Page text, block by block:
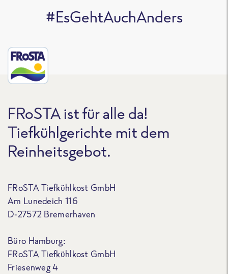
#EsGehtAuchAnders
FRoSTA ist für alle da!
Tiefkühlgerichte mit dem
Reinheitsgebot.
FRoSTA Tiefkühlkost GmbH
Am Lunedeich 116
D-27572 Bremerhaven
Büro Hamburg:
FRoSTA Tiefkühlkost GmbH
Friesenweg 4